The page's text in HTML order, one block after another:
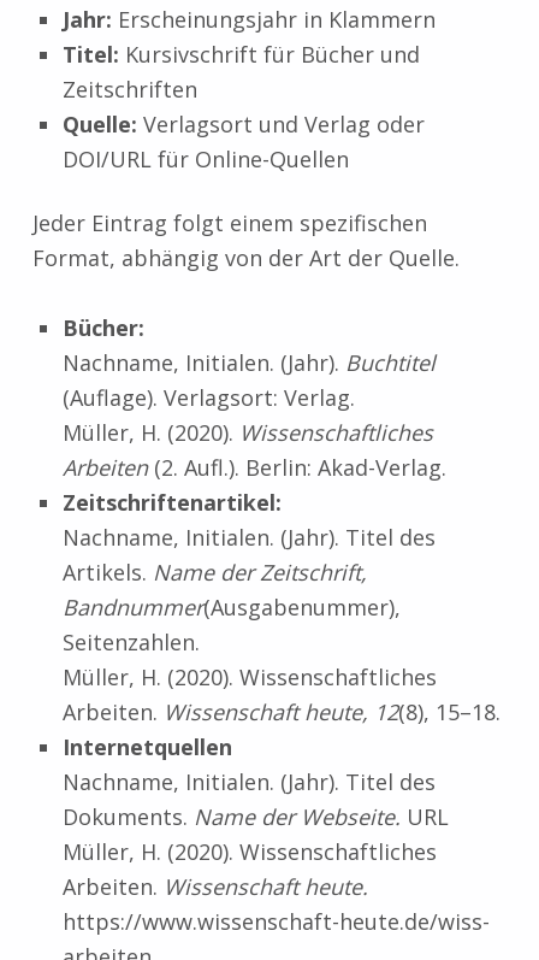
Jahr: Erscheinungsjahr in Klammern
Titel: Kursivschrift für Bücher und
Zeitschriften
Quelle: Verlagsort und Verlag oder
DOI/URL für Online-Quellen
Jeder Eintrag folgt einem spezifischen
Format, abhängig von der Art der Quelle.
Bücher:
Nachname, Initialen. (Jahr). Buchtitel
(Auflage). Verlagsort: Verlag.
Müller, H. (2020). Wissenschaftliches
Arbeiten(2. Aufl.). Berlin: Akad-Verlag.
Zeitschriftenartikel:
Nachname, Initialen. (Jahr). Titel des
Artikels. Name der Zeitschrift,
Bandnummer(Ausgabenummer),
Seitenzahlen.
Müller, H. (2020). Wissenschaftliches
Arbeiten. Wissenschaft heute, 12(8), 15–18.
Internetquellen
Nachname, Initialen. (Jahr). Titel des
Dokuments. Name der Webseite. URL
Müller, H. (2020). Wissenschaftliches
Arbeiten. Wissenschaft heute.
https://www.wissenschaft-heute.de/wiss-